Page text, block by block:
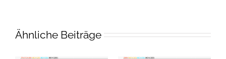
Ähnliche Beiträge